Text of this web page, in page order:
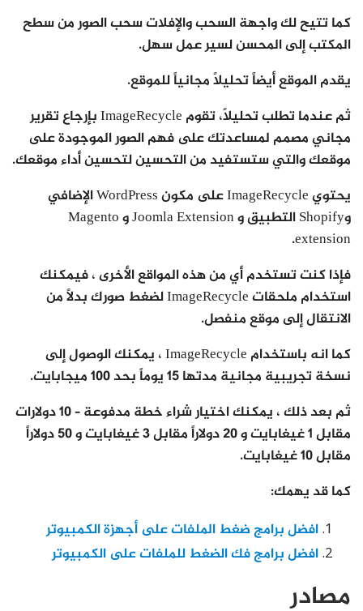
كما تتيح لك واجهة السحب والإفلات سحب الصور من سطح
المكتب إلى المحسن لسير عمل سهل.
يقدم الموقع أيضاً تحليلاً مجانياً للموقع.
ثم عندما تطلب تحليلاً، تقوم ImageRecycle بإرجاع تقرير
مجاني مصمم لمساعدتك على فهم الصور الموجودة على
موقعك والتي ستستفيد من التحسين لتحسين أداء موقعك.
يحتوي ImageRecycle على مكون WordPress الإضافي
وShopify التطبيق و Joomla Extension و Magento
extension.
فإذا كنت تستخدم أي من هذه المواقع الأخرى ، فيمكنك
استخدام ملحقات ImageRecycle لضغط صورك بدلاً من
الانتقال إلى موقع منفصل.
كما انه باستخدام ImageRecycle ، يمكنك الوصول إلى
نسخة تجريبية مجانية مدتها 15 يوماً بحد 100 ميجابايت.
ثم بعد ذلك ، يمكنك اختيار شراء خطة مدفوعة – 10 دولارات
مقابل 1 غيغابايت و 20 دولاراً مقابل 3 غيغابايت و 50 دولاراً
مقابل 10 غيغابايت.
كما قد يهمك:
افضل برامج ضغط الملفات على أجهزة الكمبيوتر
افضل برامج فك الضغط للملفات على الكمبيوتر
مصادر